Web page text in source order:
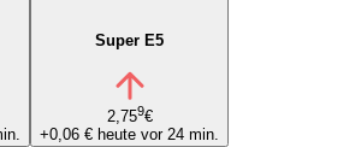
Super E5
2,759€
+0,06 € heute vor 24 min.